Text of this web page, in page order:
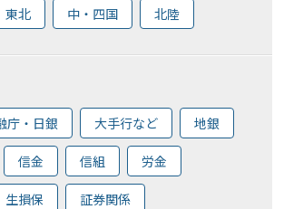
東北 中・四国 北陸
庁・日銀 大手行など 地銀
信金 信組 労金
生損保 証券関係